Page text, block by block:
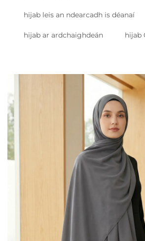
hijab leis an ndearcadh is déanaí
hijab ar ardchaighdeán hijab